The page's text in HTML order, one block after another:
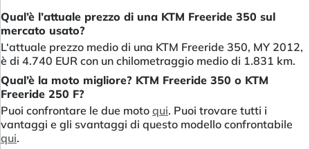
Qual’è l’attuale prezzo di una KTM Freeride 350 sul
mercato usato?
L‘attuale prezzo medio di una KTM Freeride 350, MY 2012,
è di 4.740 EUR con un chilometraggio medio di 1.831 km.
Qual’è la moto migliore? KTM Freeride 350 o KTM
Freeride 250 F?
Puoi confrontare le due moto qui. Puoi trovare tutti i
vantaggi e gli svantaggi di questo modello confrontabile
qui.